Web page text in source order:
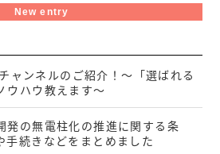
New entry
ャンネルのご紹介！～「選ばれる
ウハウ教えます～
発の無電柱化の推進に関する条
手続きなどをまとめました